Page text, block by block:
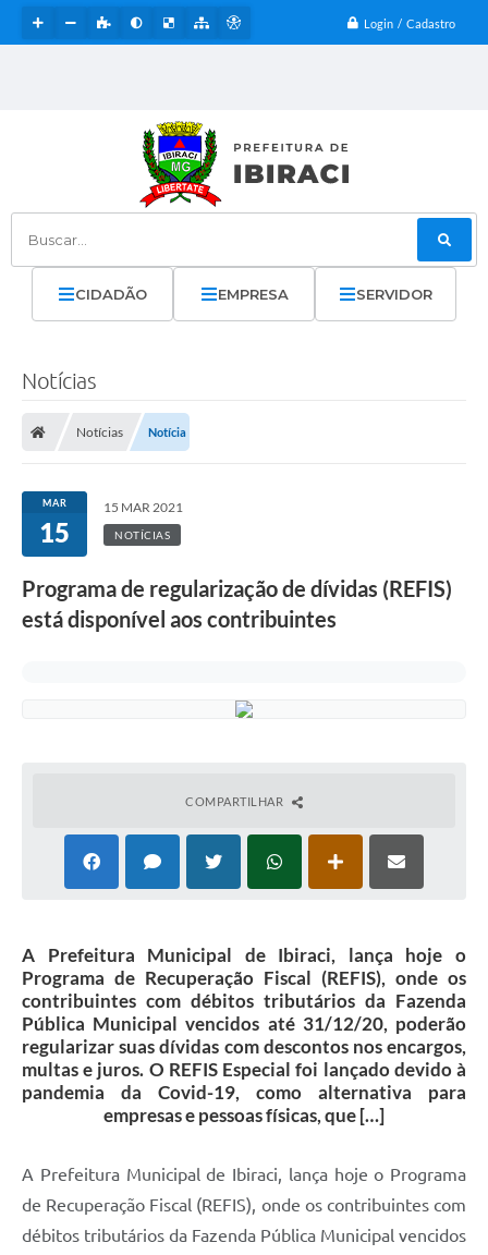
Login / Cadastro
Buscar...
CIDADÃO EMPRESA SERVIDOR
Notícias
Notícias Notícia
MAR
15
15 MAR 2021
NOTÍCIAS
Programa de regularização de dívidas (REFIS)
está disponível aos contribuintes
COMPARTILHAR
A Prefeitura Municipal de Ibiraci, lança hoje o
Programa de Recuperação Fiscal (REFIS), onde os
contribuintes com débitos tributários da Fazenda
Pública Municipal vencidos até 31/12/20, poderão
regularizar suas dívidas com descontos nos encargos,
multas e juros. O REFIS Especial foi lançado devido à
pandemia da Covid-19, como alternativa para
empresas e pessoas físicas, que […]
A Prefeitura Municipal de Ibiraci, lança hoje o Programa
de Recuperação Fiscal (REFIS), onde os contribuintes com
débitos tributários da Fazenda Pública Municipal vencidos